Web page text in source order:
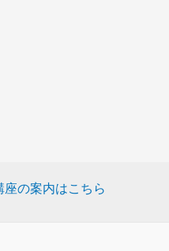
の案内はこちら